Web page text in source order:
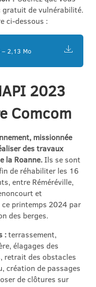
gratuit de vulnérabilité.
ci-dessous :
– 2,13 Mo
2023
Comcom
missionnée
des travaux
la Roanne.Ils se sont
de réhabiliter les 16
entre Réméréville,
et
printemps 2024 par
des berges.
:terrassement,
élagages des
retrait des obstacles
création de passages
de clôtures sur